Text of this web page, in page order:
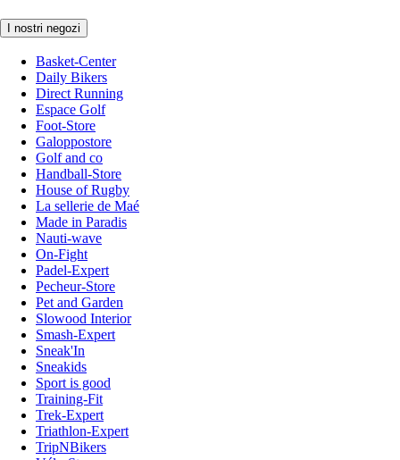
I nostri negozi
Basket-Center
Daily Bikers
Direct Running
Espace Golf
Foot-Store
Galoppostore
Golf and co
Handball-Store
House of Rugby
La sellerie de Maé
Made in Paradis
Nauti-wave
On-Fight
Padel-Expert
Pecheur-Store
Pet and Garden
Slowood Interior
Smash-Expert
Sneak'In
Sneakids
Sport is good
Training-Fit
Trek-Expert
Triathlon-Expert
TripNBikers